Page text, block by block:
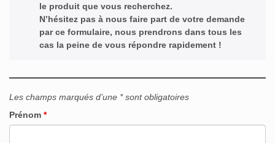
le produit que vous recherchez.
N’hésitez pas à nous faire part de votre demande
par ce formulaire, nous prendrons dans tous les
cas la peine de vous répondre rapidement !
Les champs marqués d’une * sont obligatoires
Prénom *